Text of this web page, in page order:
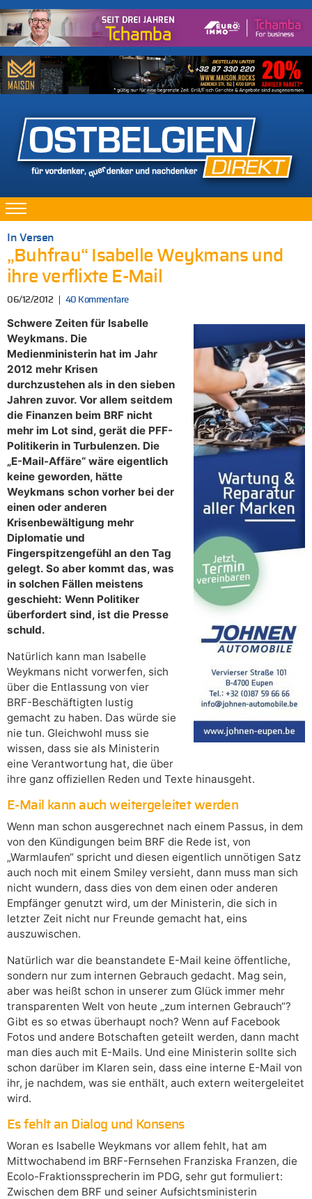
In Versen
„Buhfrau“ Isabelle Weykmans und
ihre verflixte E-Mail
06/12/2012 40 Kommentare
Schwere Zeiten für Isabelle
Weykmans. Die
Medienministerin hat im Jahr
2012 mehr Krisen
durchzustehen als in den sieben
Jahren zuvor. Vor allem seitdem
die Finanzen beim BRF nicht
mehr im Lot sind, gerät die PFF-
Politikerin in Turbulenzen. Die
„E-Mail-Affäre“ wäre eigentlich
keine geworden, hätte
Weykmans schon vorher bei der
einen oder anderen
Krisenbewältigung mehr
Diplomatie und
Fingerspitzengefühl an den Tag
gelegt. So aber kommt das, was
in solchen Fällen meistens
geschieht: Wenn Politiker
überfordert sind, ist die Presse
schuld.
Natürlich kann man Isabelle
Weykmans nicht vorwerfen, sich
über die Entlassung von vier
BRF-Beschäftigten lustig
gemacht zu haben. Das würde sie
nie tun. Gleichwohl muss sie
wissen, dass sie als Ministerin
eine Verantwortung hat, die über
ihre ganz offiziellen Reden und Texte hinausgeht.
E-Mail kann auch weitergeleitet werden
Wenn man schon ausgerechnet nach einem Passus, in dem
von den Kündigungen beim BRF die Rede ist, von
„Warmlaufen“ spricht und diesen eigentlich unnötigen Satz
auch noch mit einem Smiley versieht, dann muss man sich
nicht wundern, dass dies von dem einen oder anderen
Empfänger genutzt wird, um der Ministerin, die sich in
letzter Zeit nicht nur Freunde gemacht hat, eins
auszuwischen.
Natürlich war die beanstandete E-Mail keine öffentliche,
sondern nur zum internen Gebrauch gedacht. Mag sein,
aber was heißt schon in unserer zum Glück immer mehr
transparenten Welt von heute „zum internen Gebrauch“?
Gibt es so etwas überhaupt noch? Wenn auf Facebook
Fotos und andere Botschaften geteilt werden, dann macht
man dies auch mit E-Mails. Und eine Ministerin sollte sich
schon darüber im Klaren sein, dass eine interne E-Mail von
ihr, je nachdem, was sie enthält, auch extern weitergeleitet
wird.
Es fehlt an Dialog und Konsens
Woran es Isabelle Weykmans vor allem fehlt, hat am
Mittwochabend im BRF-Fernsehen Franziska Franzen, die
Ecolo-Fraktionssprecherin im PDG, sehr gut formuliert:
Zwischen dem BRF und seiner Aufsichtsministerin